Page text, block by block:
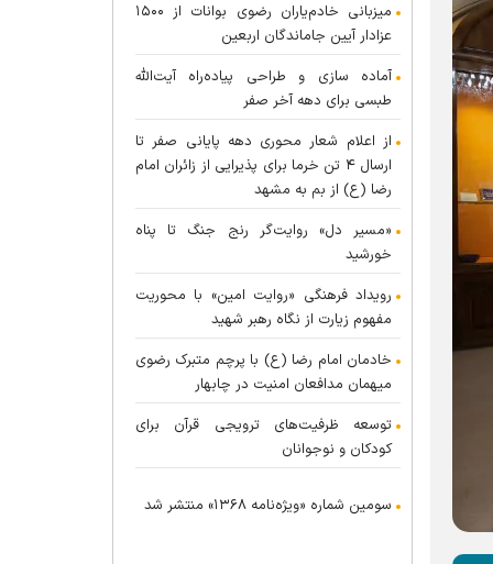
میزبانی خادم‌یاران رضوی بوانات از ۱۵۰۰
عزادار آیین جاماندگان اربعین
آماده سازی و طراحی پیاده‌راه آیت‌الله
طبسی برای دهه آخر صفر
از اعلام شعار محوری دهه پایانی صفر تا
ارسال ۴ تن خرما برای پذیرایی از زائران امام
رضا (ع) از بم به مشهد
«مسیر دل» روایت‌گر رنج جنگ تا پناه
خورشید
رویداد فرهنگی «روایت امین» با محوریت
مفهوم زیارت از نگاه رهبر شهید
خادمان امام رضا (ع) با پرچم متبرک رضوی
میهمان مدافعان امنیت در چابهار
توسعه ظرفیت‌های ترویجی قرآن برای
کودکان و نوجوانان
سومین شماره «ویژه‌نامه ۱۳۶۸» منتشر شد